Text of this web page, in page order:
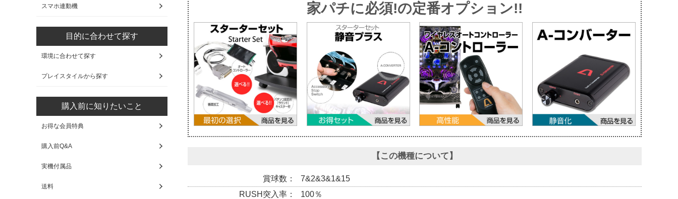
家パチに必須!の定番オプション!!
【この機種について】
賞球数
7&2&3&1&15
RUSH突入率
100％
スマホ連動機
目的に合わせて探す
環境に合わせて探す
プレイスタイルから探す
購入前に知りたいこと
お得な会員特典
購入前Q&A
実機付属品
送料